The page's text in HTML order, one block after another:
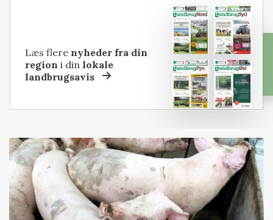
Læs flere nyheder fra din
region i dinlokale
landbrugsavis